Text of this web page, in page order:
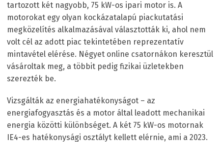
tartozott két nagyobb, 75 kW-os ipari motor is. A
motorokat egy olyan kockázatalapú piackutatási
megközelítés alkalmazásával választották ki, ahol nem
volt cél az adott piac tekintetében reprezentatív
mintavétel elérése. Négyet online csatornákon keresztül
vásároltak meg, a többit pedig fizikai üzletekben
szerezték be.
Vizsgálták az energiahatékonyságot – az
energiafogyasztás és a motor által leadott mechanikai
energia közötti különbséget. A két 75 kW-os motornak
IE4-es hatékonysági osztályt kellett elérnie, ami a 2023.